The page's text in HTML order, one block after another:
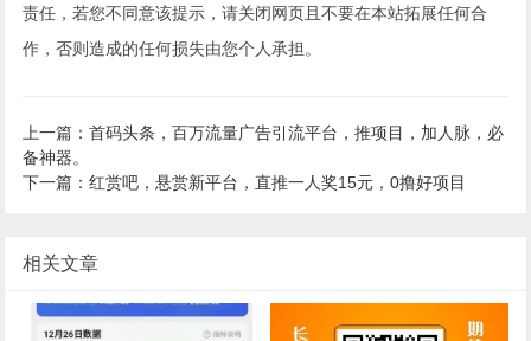
责任，若您不同意该提示，请关闭网页且不要在本站拓展任何合
作，否则造成的任何损失由您个人承担。
上一篇：首码头条，百万流量广告引流平台，推项目，加人脉，必
备神器。
下一篇：红赏吧，悬赏新平台，直推一人奖15元，0撸好项目
相关文章